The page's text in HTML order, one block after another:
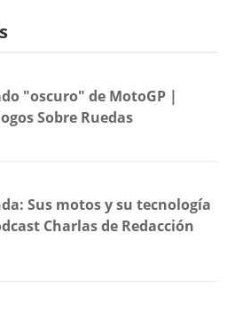
"oscuro" de MotoGP |
Sobre Ruedas
Sus motos y su tecnología
Charlas de Redacción